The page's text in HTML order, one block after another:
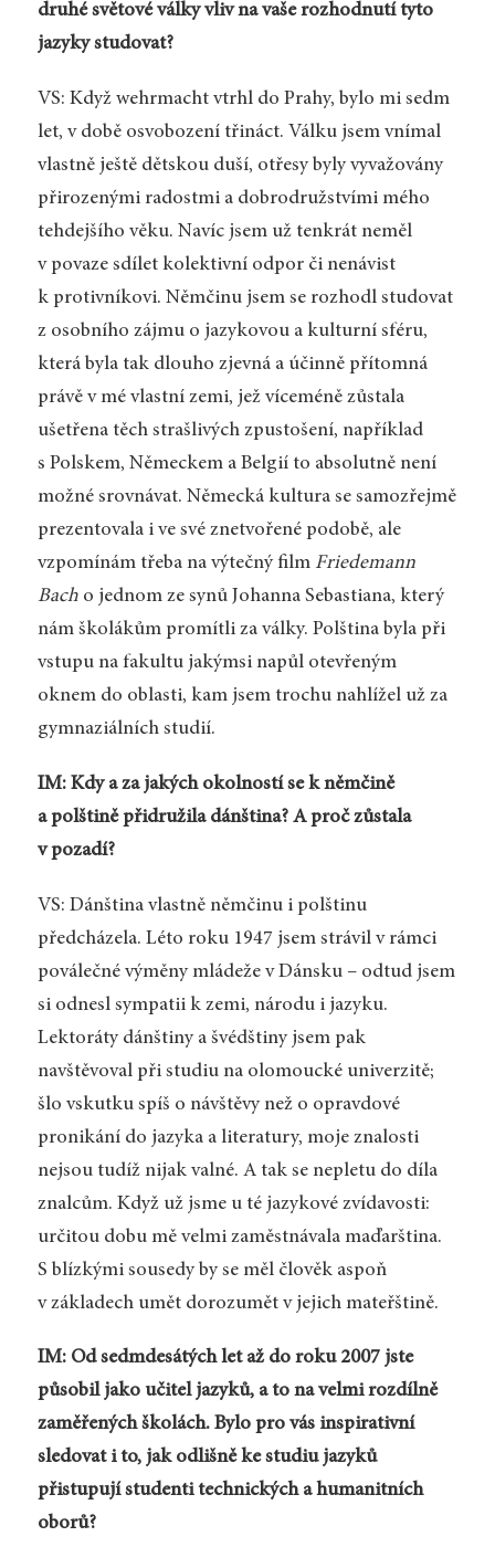
druhé světové války vliv na vaše rozhodnutí tyto
jazyky studovat?
VS: Když wehrmacht vtrhl do Prahy, bylo mi sedm
let, v době osvobození třináct. Válku jsem vnímal
vlastně ještě dětskou duší, otřesy byly vyvažovány
přirozenými radostmi a dobrodružstvími mého
tehdejšího věku. Navíc jsem už tenkrát neměl
v povaze sdílet kolektivní odpor či nenávist
k protivníkovi. Němčinu jsem se rozhodl studovat
z osobního zájmu o jazykovou a kulturní sféru,
která byla tak dlouho zjevná a účinně přítomná
právě v mé vlastní zemi, jež víceméně zůstala
ušetřena těch strašlivých zpustošení, například
s Polskem, Německem a Belgií to absolutně není
možné srovnávat. Německá kultura se samozřejmě
prezentovala i ve své znetvořené podobě, ale
vzpomínám třeba na výtečný film Friedemann
Bacho jednom ze synů Johanna Sebastiana, který
nám školákům promítli za války. Polština byla při
vstupu na fakultu jakýmsi napůl otevřeným
oknem do oblasti, kam jsem trochu nahlížel už za
gymnaziálních studií.
IM: Kdy a za jakých okolností se k němčině
a polštině přidružila dánština? A proč zůstala
v pozadí?
VS: Dánština vlastně němčinu i polštinu
předcházela. Léto roku 1947 jsem strávil v rámci
poválečné výměny mládeže v Dánsku – odtud jsem
si odnesl sympatii k zemi, národu i jazyku.
Lektoráty dánštiny a švédštiny jsem pak
navštěvoval při studiu na olomoucké univerzitě;
šlo vskutku spíš o návštěvy než o opravdové
pronikání do jazyka a literatury, moje znalosti
nejsou tudíž nijak valné. A tak se nepletu do díla
znalcům. Když už jsme u té jazykové zvídavosti:
určitou dobu mě velmi zaměstnávala maďarština.
S blízkými sousedy by se měl člověk aspoň
v základech umět dorozumět v jejich mateřštině.
IM: Od sedmdesátých let až do roku 2007 jste
působil jako učitel jazyků, a to na velmi rozdílně
zaměřených školách. Bylo pro vás inspirativní
sledovat i to, jak odlišně ke studiu jazyků
přistupují studenti technických a humanitních
oborů?